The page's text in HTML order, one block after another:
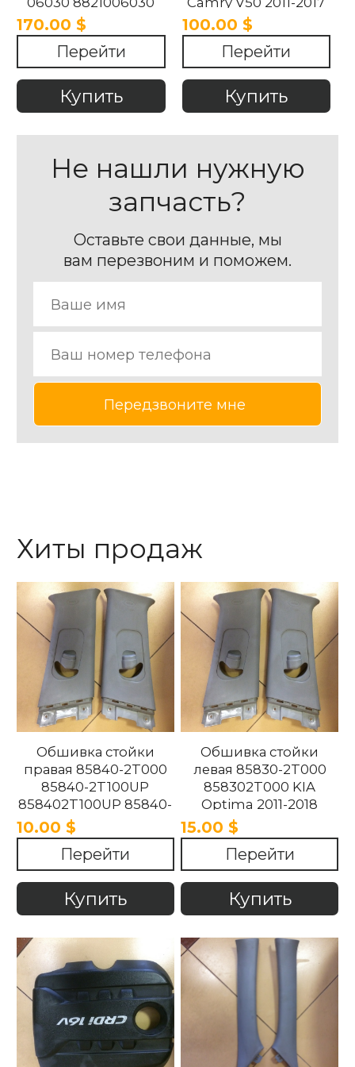
Toyota Camry 2015-
2020
170.00 $
Перейти
Купить
100.00 $
Перейти
Купить
Не нашли нужную
запчасть?
Оставьте свои данные, мы
вам перезвоним и поможем.
Хиты продаж
Обшивка стойки
правая 85840-2T000
85840-2T100UP
858402T100UP 85840-
2T100UP KIA Optima
2011-2018
10.00 $
Перейти
Купить
Обшивка стойки
левая 85830-2T000
858302T000 KIA
Optima 2011-2018
15.00 $
Перейти
Купить